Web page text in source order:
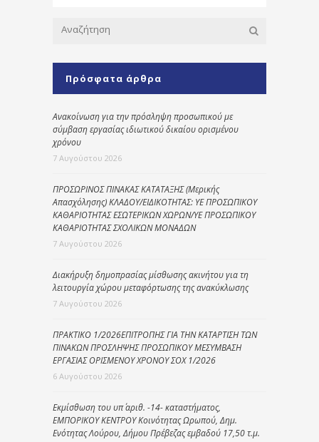
Πρόσφατα άρθρα
Ανακοίνωση για την πρόσληψη προσωπικού με
σύμβαση εργασίας ιδιωτικού δικαίου ορισμένου
χρόνου
7 Αυγούστου 2026
ΠΡΟΣΩΡΙΝΟΣ ΠΙΝΑΚΑΣ ΚΑΤΑΤΑΞΗΣ (Μερικής
Απασχόλησης) ΚΛΑΔΟΥ/ΕΙΔΙΚΟΤΗΤΑΣ: ΥΕ ΠΡΟΣΩΠΙΚΟΥ
ΚΑΘΑΡΙΟΤΗΤΑΣ ΕΣΩΤΕΡΙΚΩΝ ΧΩΡΩΝ/ΥΕ ΠΡΟΣΩΠΙΚΟΥ
ΚΑΘΑΡΙΟΤΗΤΑΣ ΣΧΟΛΙΚΩΝ ΜΟΝΑΔΩΝ
7 Αυγούστου 2026
Διακήρυξη δημοπρασίας μίσθωσης ακινήτου για τη
λειτουργία χώρου μεταφόρτωσης της ανακύκλωσης
7 Αυγούστου 2026
ΠΡΑΚΤΙΚΟ 1/2026ΕΠΙΤΡΟΠΗΣ ΓΙΑ ΤΗΝ ΚΑΤΑΡΤΙΣΗ ΤΩΝ
ΠΙΝΑΚΩΝ ΠΡΟΣΛΗΨΗΣ ΠΡΟΣΩΠΙΚΟΥ ΜΕΣΥΜΒΑΣΗ
ΕΡΓΑΣΙΑΣ ΟΡΙΣΜΕΝΟΥ ΧΡΟΝΟΥ ΣΟΧ 1/2026
6 Αυγούστου 2026
Εκμίσθωση του υπ΄ αριθ. -14- καταστήματος,
ΕΜΠΟΡΙΚΟΥ ΚΕΝΤΡΟΥ Κοινότητας Ωρωπού, Δημ.
Ενότητας Λούρου, Δήμου Πρέβεζας εμβαδού 17,50 τ.μ.